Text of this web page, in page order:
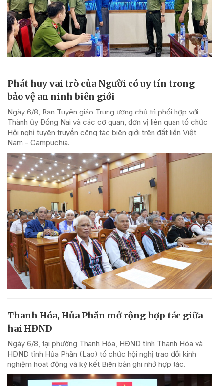
Phát huy vai trò của Người có uy tín trong
bảo vệ an ninh biên giới
Ngày 6/8, Ban Tuyên giáo Trung ương chủ trì phối hợp với
Thành ủy Đồng Nai và các cơ quan, đơn vị liên quan tổ chức
Hội nghị tuyên truyền công tác biên giới trên đất liền Việt
Nam - Campuchia.
Thanh Hóa, Hủa Phăn mở rộng hợp tác giữa
hai HĐND
Ngày 6/8, tại phường Thanh Hóa, HĐND tỉnh Thanh Hóa và
HĐND tỉnh Hủa Phăn (Lào) tổ chức hội nghị trao đổi kinh
nghiệm hoạt động và ký kết Biên bản ghi nhớ hợp tác.